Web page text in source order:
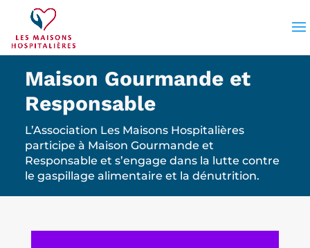
Maison Gourmande et
Responsable
L’Association Les Maisons Hospitalières
participe à Maison Gourmande et
Responsable et s’engage dans la lutte contre
le gaspillage alimentaire et la dénutrition.